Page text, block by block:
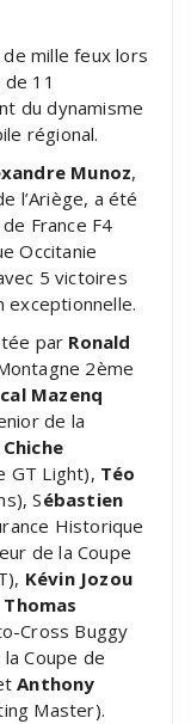
mille feux lors
11
du dynamisme
régional.
Munoz,
l’Ariège, a été
France F4
Occitanie
5 victoires
exceptionnelle.
par Ronald
2ème
Mazenq
de la
GT Light), Téo
Sébastien
Historique
de la Coupe
Kévin Jozou
Thomas
Cross Buggy
Coupe de
Anthony
Master).